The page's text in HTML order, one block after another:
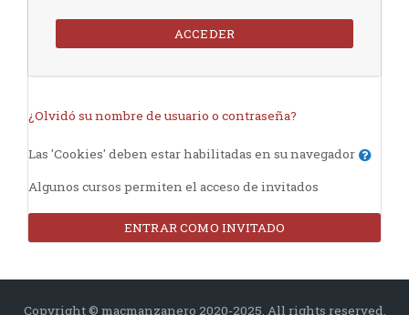
ACCEDER
¿Olvidó su nombre de usuario o contraseña?
Las 'Cookies' deben estar habilitadas en su navegador
Algunos cursos permiten el acceso de invitados
ENTRAR COMO INVITADO
Copyright © macmanzanero 2020-2025. All rights reserved.